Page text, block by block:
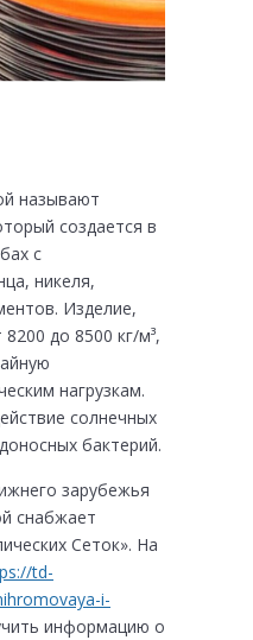
называют
создается в
с
никеля,
Изделие,
до 8500 кг/м³,
нагрузкам.
солнечных
бактерий.
зарубежья
снабжает
Сеток». На
td-
i-
информацию о